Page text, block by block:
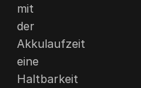
mit
der
Akkulaufzeit
eine
Haltbarkeit